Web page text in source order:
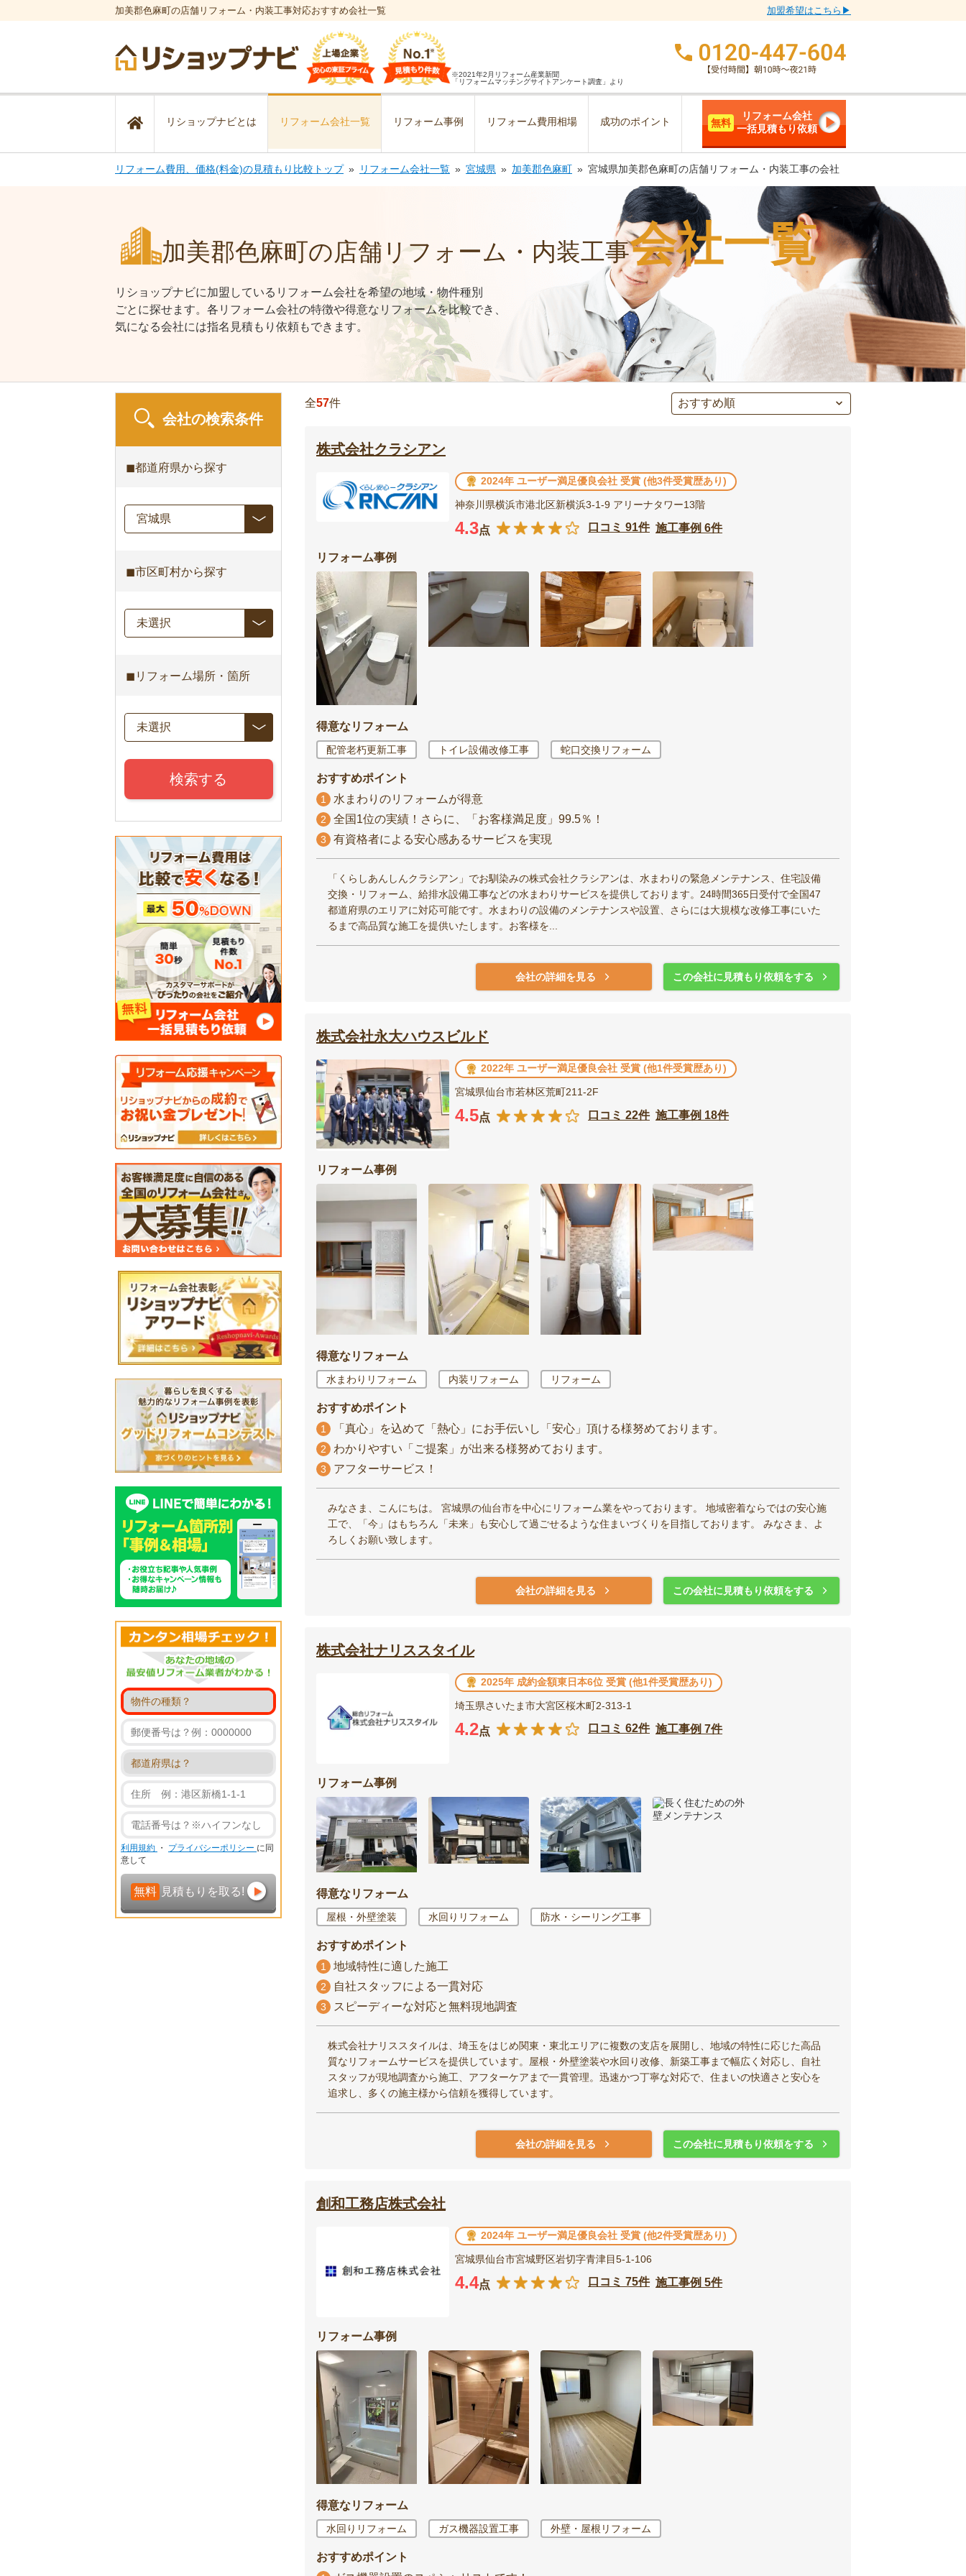
加美郡色麻町の店舗リフォーム・内装工事対応おすすめ会社一覧 加盟希望はこちら▶
※2021年2月リフォーム産業新聞
「リフォームマッチングサイトアンケート調査」より
リショップナビとは リフォーム会社一覧 リフォーム事例 リフォーム費用相場 成功のポイント 無料
リフォーム会社
一括見積もり依頼
リフォーム費用、価格(料金)の見積もり比較トップ リフォーム会社一覧 宮城県 加美郡色麻町 宮城県加美郡色麻町の店舗リフォーム・内装工事の会社
加美郡色麻町の店舗リフォーム・内装工事会社一覧
リショップナビに加盟しているリフォーム会社を希望の地域・物件種別
ごとに探せます。各リフォーム会社の特徴や得意なリフォームを比較でき、
気になる会社には指名見積もり依頼もできます。
会社の検索条件
◼︎都道府県から探す
◼︎市区町村から探す
◼︎リフォーム場所・箇所
検索する
利用規約 ・ プライバシーポリシー に同
意して
無料 見積もりを取る!
全57件
株式会社クラシアン
2024年 ユーザー満足優良会社 受賞 (他3件受賞歴あり)
神奈川県横浜市港北区新横浜3-1-9 アリーナタワー13階
4.3点 口コミ 91件 施工事例 6件
リフォーム事例
得意なリフォーム
配管老朽更新工事 トイレ設備改修工事 蛇口交換リフォーム
おすすめポイント
1 水まわりのリフォームが得意
2 全国1位の実績！さらに、「お客様満足度」99.5％！
3 有資格者による安心感あるサービスを実現
「くらしあんしんクラシアン」でお馴染みの株式会社クラシアンは、水まわりの緊急メンテナンス、住宅設備
交換・リフォーム、給排水設備工事などの水まわりサービスを提供しております。24時間365日受付で全国47
都道府県のエリアに対応可能です。水まわりの設備のメンテナンスや設置、さらには大規模な改修工事にいた
るまで高品質な施工を提供いたします。お客様を...
会社の詳細を見る この会社に見積もり依頼をする
株式会社永大ハウスビルド
2022年 ユーザー満足優良会社 受賞 (他1件受賞歴あり)
宮城県仙台市若林区荒町211-2F
4.5点 口コミ 22件 施工事例 18件
リフォーム事例
得意なリフォーム
水まわりリフォーム 内装リフォーム リフォーム
おすすめポイント
1 「真心」を込めて「熱心」にお手伝いし「安心」頂ける様努めております。
2 わかりやすい「ご提案」が出来る様努めております。
3 アフターサービス！
みなさま、こんにちは。 宮城県の仙台市を中心にリフォーム業をやっております。 地域密着ならではの安心施
工で、「今」はもちろん「未来」も安心して過ごせるような住まいづくりを目指しております。 みなさま、よ
ろしくお願い致します。
会社の詳細を見る この会社に見積もり依頼をする
株式会社ナリススタイル
2025年 成約金額東日本6位 受賞 (他1件受賞歴あり)
埼玉県さいたま市大宮区桜木町2-313-1
4.2点 口コミ 62件 施工事例 7件
リフォーム事例
得意なリフォーム
屋根・外壁塗装 水回りリフォーム 防水・シーリング工事
おすすめポイント
1 地域特性に適した施工
2 自社スタッフによる一貫対応
3 スピーディーな対応と無料現地調査
株式会社ナリススタイルは、埼玉をはじめ関東・東北エリアに複数の支店を展開し、地域の特性に応じた高品
質なリフォームサービスを提供しています。屋根・外壁塗装や水回り改修、新築工事まで幅広く対応し、自社
スタッフが現地調査から施工、アフターケアまで一貫管理。迅速かつ丁寧な対応で、住まいの快適さと安心を
追求し、多くの施主様から信頼を獲得しています。
会社の詳細を見る この会社に見積もり依頼をする
創和工務店株式会社
2024年 ユーザー満足優良会社 受賞 (他2件受賞歴あり)
宮城県仙台市宮城野区岩切字青津目5-1-106
4.4点 口コミ 75件 施工事例 5件
リフォーム事例
得意なリフォーム
水回りリフォーム ガス機器設置工事 外壁・屋根リフォーム
おすすめポイント